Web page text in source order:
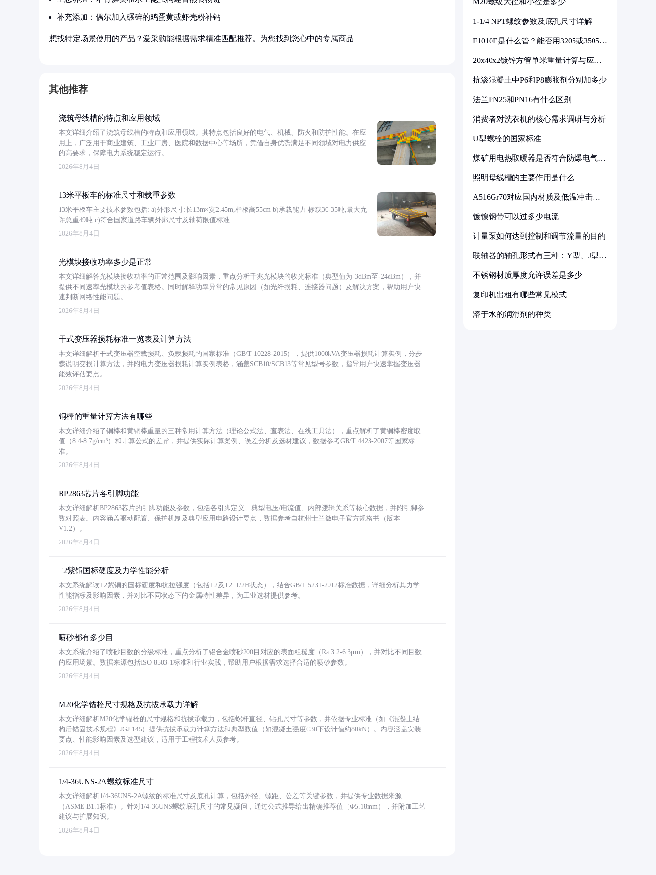
补充添加：偶尔加入碾碎的鸡蛋黄或虾壳粉补钙
想找特定场景使用的产品？爱采购能根据需求精准匹配推荐。为您找到您心中的专属商品
其他推荐
浇筑母线槽的特点和应用领域
本文详细介绍了浇筑母线槽的特点和应用领域。其特点包括良好的电气、机械、防火和防护性能。在应
用上，广泛用于商业建筑、工业厂房、医院和数据中心等场所，凭借自身优势满足不同领域对电力供应
的高要求，保障电力系统稳定运行。
2026年8月4日
13米平板车的标准尺寸和载重参数
13米平板车主要技术参数包括: a)外形尺寸:长13m×宽2.45m,栏板高55cm b)承载能力:标载30-35吨,最大允
许总重49吨 c)符合国家道路车辆外廓尺寸及轴荷限值标准
2026年8月4日
光模块接收功率多少是正常
本文详细解答光模块接收功率的正常范围及影响因素，重点分析千兆光模块的收光标准（典型值为-3dBm至-24dBm），并
提供不同速率光模块的参考值表格。同时解释功率异常的常见原因（如光纤损耗、连接器问题）及解决方案，帮助用户快
速判断网络性能问题。
2026年8月4日
干式变压器损耗标准一览表及计算方法
本文详细解析干式变压器空载损耗、负载损耗的国家标准（GB/T 10228-2015），提供1000kVA变压器损耗计算实例，分步
骤说明变损计算方法，并附电力变压器损耗计算实例表格，涵盖SCB10/SCB13等常见型号参数，指导用户快速掌握变压器
能效评估要点。
2026年8月4日
铜棒的重量计算方法有哪些
本文详细介绍了铜棒和黄铜棒重量的三种常用计算方法（理论公式法、查表法、在线工具法），重点解析了黄铜棒密度取
值（8.4-8.7g/cm³）和计算公式的差异，并提供实际计算案例、误差分析及选材建议，数据参考GB/T 4423-2007等国家标
准。
2026年8月4日
BP2863芯片各引脚功能
本文详细解析BP2863芯片的引脚功能及参数，包括各引脚定义、典型电压/电流值、内部逻辑关系等核心数据，并附引脚参
数对照表。内容涵盖驱动配置、保护机制及典型应用电路设计要点，数据参考自杭州士兰微电子官方规格书（版本
V1.2）。
2026年8月4日
T2紫铜国标硬度及力学性能分析
本文系统解读T2紫铜的国标硬度和抗拉强度（包括T2及T2_1/2H状态），结合GB/T 5231-2012标准数据，详细分析其力学
性能指标及影响因素，并对比不同状态下的金属特性差异，为工业选材提供参考。
2026年8月4日
喷砂都有多少目
本文系统介绍了喷砂目数的分级标准，重点分析了铝合金喷砂200目对应的表面粗糙度（Ra 3.2-6.3μm），并对比不同目数
的应用场景。数据来源包括ISO 8503-1标准和行业实践，帮助用户根据需求选择合适的喷砂参数。
2026年8月4日
M20化学锚栓尺寸规格及抗拔承载力详解
本文详细解析M20化学锚栓的尺寸规格和抗拔承载力，包括螺杆直径、钻孔尺寸等参数，并依据专业标准（如《混凝土结
构后锚固技术规程》JGJ 145）提供抗拔承载力计算方法和典型数值（如混凝土强度C30下设计值约80kN）。内容涵盖安装
要点、性能影响因素及选型建议，适用于工程技术人员参考。
2026年8月4日
1/4-36UNS-2A螺纹标准尺寸
本文详细解析1/4-36UNS-2A螺纹的标准尺寸及底孔计算，包括外径、螺距、公差等关键参数，并提供专业数据来源
（ASME B1.1标准）。针对1/4-36UNS螺纹底孔尺寸的常见疑问，通过公式推导给出精确推荐值（Φ5.18mm），并附加工艺
建议与扩展知识。
2026年8月4日
M20螺纹大径和小径是多少
1-1/4 NPT螺纹参数及底孔尺寸详解
F1010E是什么管？能否用3205或3505代
20x40x2镀锌方管单米重量计算与应用
抗渗混凝土中P6和P8膨胀剂分别加多少
法兰PN25和PN16有什么区别
消费者对洗衣机的核心需求调研与分析
U型螺栓的国家标准
煤矿用电热取暖器是否符合防爆电气设
照明母线槽的主要作用是什么
A516Gr70对应国内材质及低温冲击要
镀镍钢带可以过多少电流
计量泵如何达到控制和调节流量的目的
联轴器的轴孔形式有三种：Y型、J型、
不锈钢材质厚度允许误差是多少
复印机出租有哪些常见模式
溶于水的润滑剂的种类